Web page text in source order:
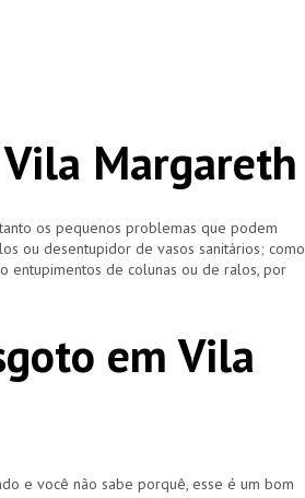
Margareth
os pequenos problemas que podem
ou desentupidor de vasos sanitários; como
entupimentos de colunas ou de ralos, por
em Vila
e você não sabe porquê, esse é um bom